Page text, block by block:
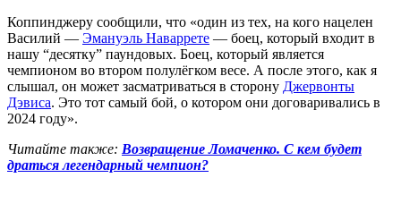
Коппинджеру сообщили, что «один из тех, на кого нацелен
Василий — Эмануэль Наваррете — боец, который входит в
нашу “десятку” паундовых. Боец, который является
чемпионом во втором полулёгком весе. А после этого, как я
слышал, он может засматриваться в сторону Джервонты
Дэвиса. Это тот самый бой, о котором они договаривались в
2024 году».
Читайте также: Возвращение Ломаченко. С кем будет
драться легендарный чемпион?